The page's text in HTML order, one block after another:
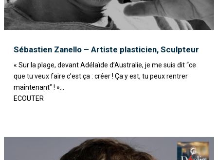
Sébastien Zanello – Artiste plasticien, Sculpteur
« Sur la plage, devant Adélaïde d’Australie, je me suis dit “ce
que tu veux faire c’est ça : créer ! Ça y est, tu peux rentrer
maintenant” ! »...
ECOUTER